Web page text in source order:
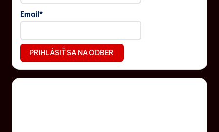
Email*